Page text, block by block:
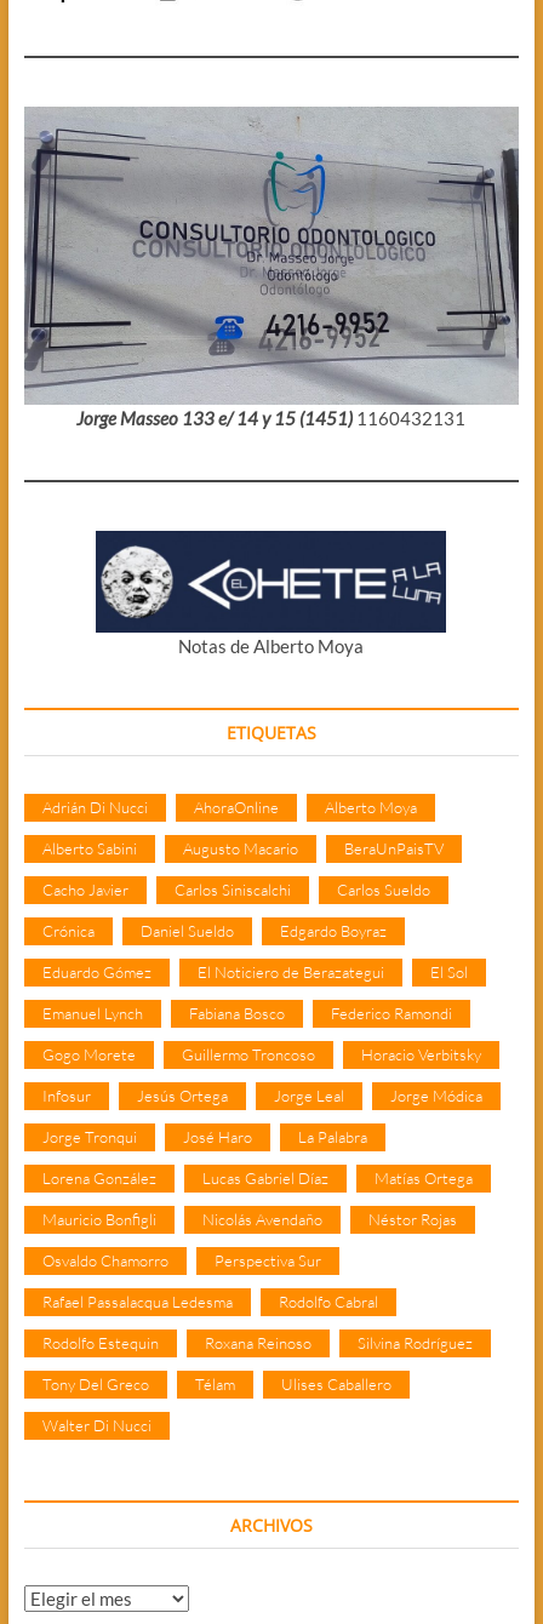
Jorge Masseo 133 e/ 14 y 15 (1451) 1160432131
Notas de Alberto Moya
ETIQUETAS
Adrián Di Nucci AhoraOnline Alberto Moya
Alberto Sabini Augusto Macario BeraUnPaisTV
Cacho Javier Carlos Siniscalchi Carlos Sueldo
Crónica Daniel Sueldo Edgardo Boyraz
Eduardo Gómez El Noticiero de Berazategui El Sol
Emanuel Lynch Fabiana Bosco Federico Ramondi
Gogo Morete Guillermo Troncoso Horacio Verbitsky
Infosur Jesús Ortega Jorge Leal Jorge Módica
Jorge Tronqui José Haro La Palabra
Lorena González Lucas Gabriel Díaz Matías Ortega
Mauricio Bonfigli Nicolás Avendaño Néstor Rojas
Osvaldo Chamorro Perspectiva Sur
Rafael Passalacqua Ledesma Rodolfo Cabral
Rodolfo Estequin Roxana Reinoso Silvina Rodríguez
Tony Del Greco Télam Ulises Caballero
Walter Di Nucci
ARCHIVOS
Archivos